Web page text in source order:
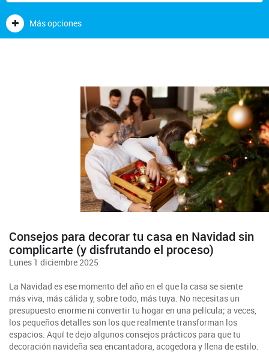
Más opciones
Consejos para decorar tu casa en Navidad sin
complicarte (y disfrutando el proceso)
Lunes 1 diciembre 2025
La Navidad es ese momento del año en el que la casa se siente
más viva, más cálida y, sobre todo, más tuya. No necesitas un
presupuesto enorme ni convertir tu hogar en una película; a veces,
los pequeños detalles son los que realmente transforman los
espacios. Aquí te dejo algunos consejos prácticos para que tu
decoración navideña sea encantadora, acogedora y llena de estilo.